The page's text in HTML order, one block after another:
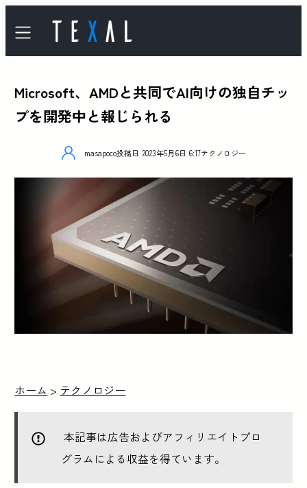
Microsoft、AMDと共同でAI向けの独自チッ
プを開発中と報じられる
masapoco投稿日 2023年5月6日 6:17テクノロジー
ホーム > テクノロジー
本記事は広告およびアフィリエイトプロ
グラムによる収益を得ています。